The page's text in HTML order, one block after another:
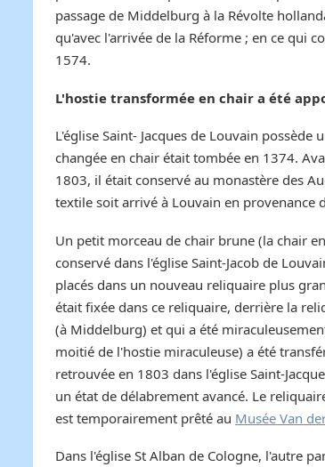
passage de Middelburg à la Révolte
qu'avec l'arrivée de la Réforme ; en ce qui
1574.
L'hostie transformée en chair a été
L'église Saint- Jacques de Louvain
changée en chair était tombée en 1374.
1803, il était conservé au monastère des
textile soit arrivé à Louvain en provenance
Un petit morceau de chair brune (la chair
conservé dans l'église Saint-Jacob de
placés dans un nouveau reliquaire plus
était fixée dans ce reliquaire, derrière la
(à Middelburg) et qui a été
moitié de l'hostie miraculeuse) a été
retrouvée en 1803 dans l'église Saint-
un état de délabrement avancé. Le
est temporairement prêté au Musée Van
Dans l'église St Alban de Cologne, l'autre